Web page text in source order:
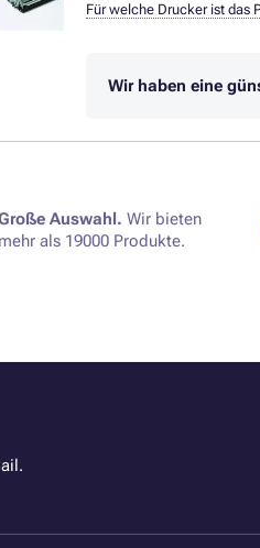
Für welche Drucker ist das
Wir haben eine
Auswahl. Wir bieten
mehr als 19000 Produkte.